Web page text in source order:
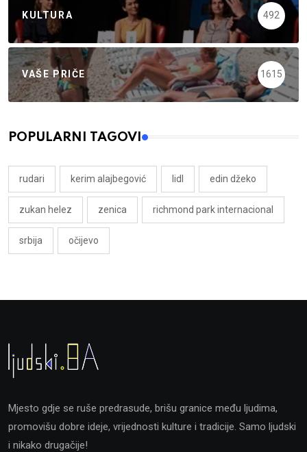
KULTURA 492
VAŠE PRIČE 1615
POPULARNI TAGOVI
rudari kerim alajbegović lidl edin džeko
zukan helez zenica richmond park internacional
srbija očijevo
Mjesto gdje se ruše predrasude, brišu granice među ljudima,
promovišu dobre ideje, vrijednosti kulture i tradicije. Samo ljudski
i nikako drugačije!